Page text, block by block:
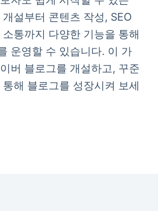
설부터 콘텐츠 작성, SEO
통까지 다양한 기능을 통해
운영할 수 있습니다. 이 가
버 블로그를 개설하고, 꾸준
해 블로그를 성장시켜 보세